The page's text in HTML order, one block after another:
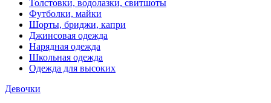
Толстовки, водолазки, свитшоты
Футболки, майки
Шорты, бриджи, капри
Джинсовая одежда
Нарядная одежда
Школьная одежда
Одежда для высоких
Девочки